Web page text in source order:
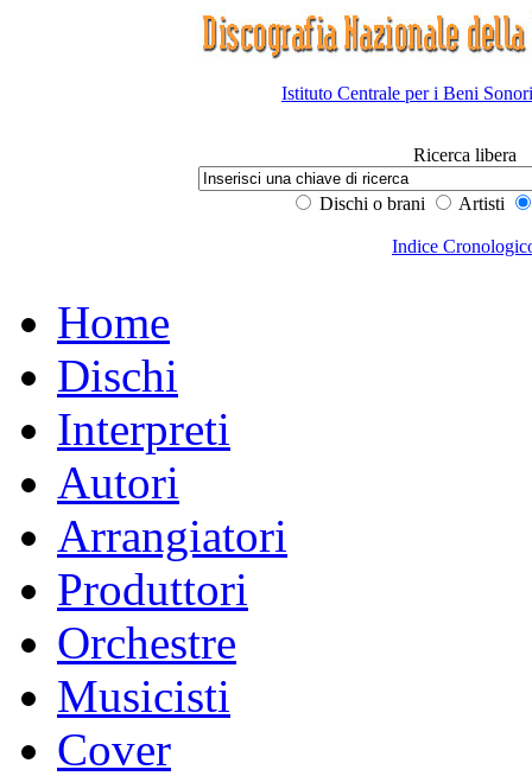
Istituto Centrale per i Beni
Ricerca libera
Dischi o brani Artisti
Indice
Home
Dischi
Interpreti
Autori
Arrangiatori
Produttori
Orchestre
Musicisti
Cover